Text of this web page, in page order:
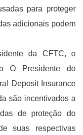
para proteger
adicionais podem
da CFTC, o
O Presidente do
Deposit Insurance
são incentivados a
de proteção do
suas respectivas